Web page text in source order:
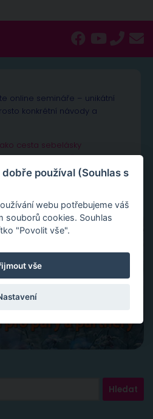
online semináře – unikátní
konkrétní návody a
cesta sebelásky
a restart vašeho vztahu
používal (Souhlas s
webu potřebujeme váš
souborů cookies. Souhlas
"Povolit vše".
vše